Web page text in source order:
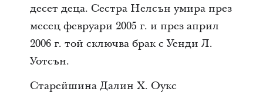
десет деца. Сестра Нелсън умира през
месец февруари 2005 г. и през април
2006 г. той сключва брак с Уенди Л.
Уотсън.
Старейшина Далин Х. Оукс